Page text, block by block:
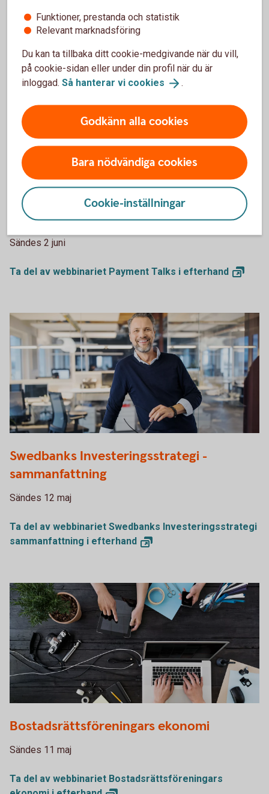
Ta del av webbinariet Ekonomiska läget i
1300384621
Payment Talks
Sändes 2 juni
Ta del av webbinariet Payment Talks i efterhand
Swedbanks Investeringsstrategi -
sammanfattning
Sändes 12 maj
Ta del av webbinariet Swedbanks Investeringsstrategi
sammanfattning i efterhand
Bostadsrättsföreningars ekonomi
Sändes 11 maj
Ta del av webbinariet Bostadsrättsföreningars
Funktioner, prestanda och statistik
Relevant marknadsföring
Du kan ta tillbaka ditt cookie-medgivande när du vill,
på cookie-sidan eller under din profil när du är
inloggad. Så hanterar vi cookies .
Godkänn alla cookies
Bara nödvändiga cookies
Cookie-inställningar